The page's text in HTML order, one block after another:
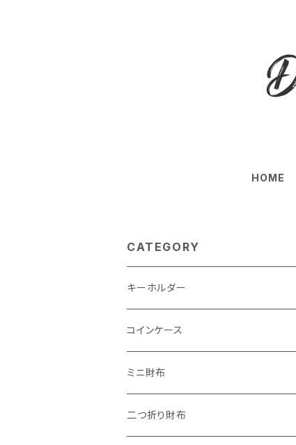
HOME
CATEGORY
キーホルダー
"子供の絵"キーホルダー
"餞別"キーホルダー
"うちの子"ペットキーホルダー
コインケース
ワンタッチコインケース ブライドルレザ
ー
ワンタッチコインケース ブッテーロ
ミニ財布
"Jack"マイクロウォレット(三つ折り式)
二つ折り財布